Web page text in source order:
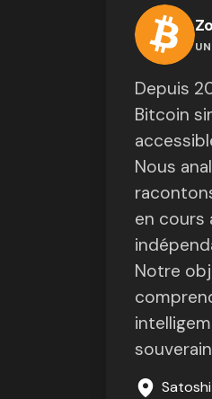
Depuis
Bitcoin
Nous
en cours
Notre